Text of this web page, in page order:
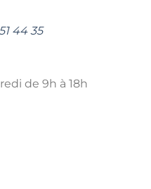
44 35
de 9h à 18h